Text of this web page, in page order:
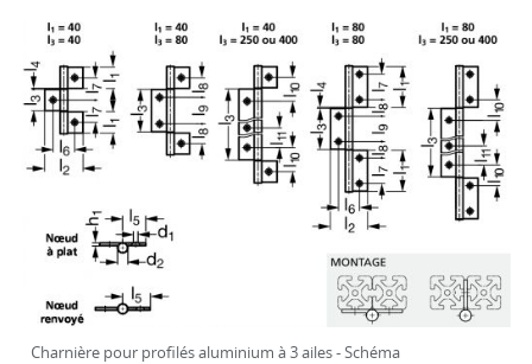
Charnière pour profilés aluminium à 3 ailes - Schéma